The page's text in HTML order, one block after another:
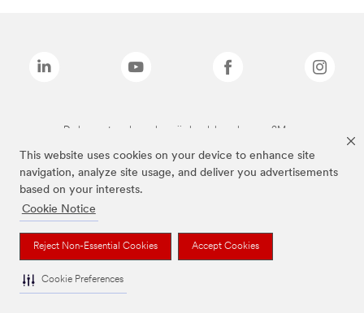
This website uses cookies on your device to enhance site
navigation, analyze site usage, and deliver you advertisements
based on your interests.
Cookie Notice
Reject Non-Essential Cookies Accept Cookies
Cookie Preferences
De bovenstaande merken zijn handelsmerken van 3M.we